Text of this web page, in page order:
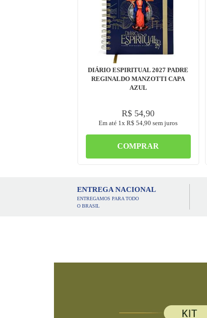
DIÁRIO ESPIRITUAL 2027 PADRE
REGINALDO MANZOTTI CAPA
AZUL
R$ 54,90
Em até 1xR$ 54,90 sem juros
COMPRAR
ENTREGA NACIONAL
ENTREGAMOS PARA TODO
O BRASIL